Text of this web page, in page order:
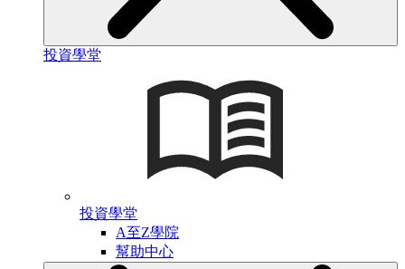
投資學堂
投資學堂
A至Z學院
幫助中心